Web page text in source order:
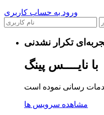
ورود به حساب کاربری
با نایــــس پینگ
مشاهده سرویس ها